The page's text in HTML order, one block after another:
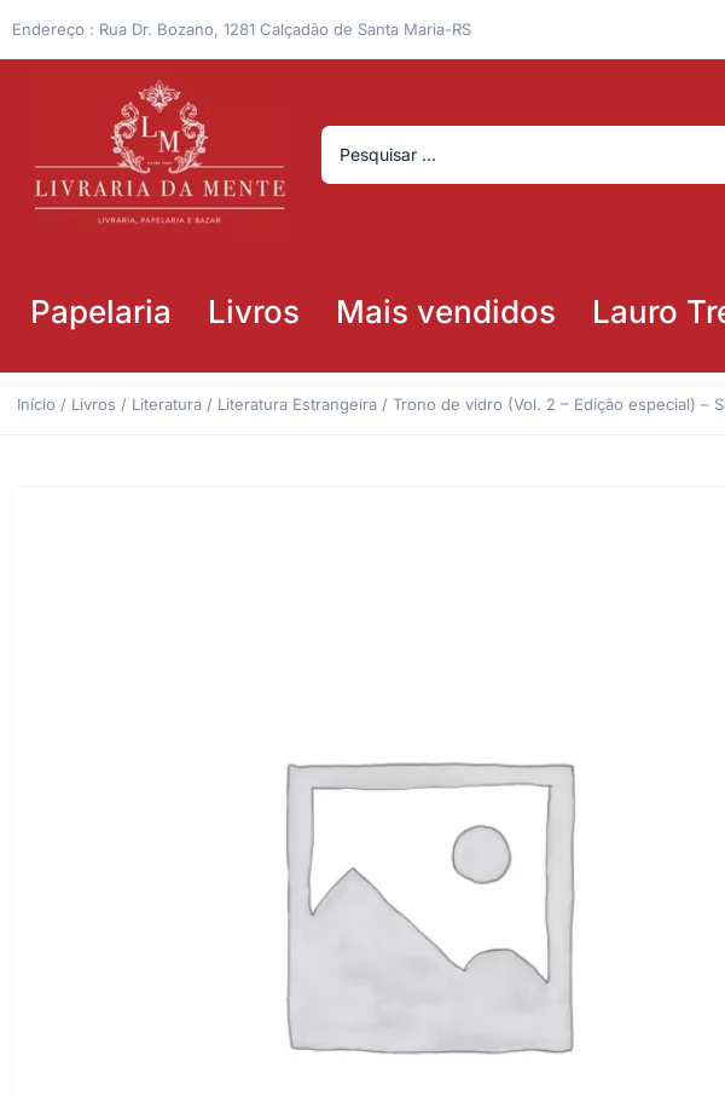
Endereço : Rua Dr. Bozano, 1281 Calçadão de Santa Maria-RS
Papelaria Livros Mais vendidos Lauro
Início / Livros / Literatura / Literatura Estrangeira / Trono de vidro (Vol. 2 – Edição especial) –